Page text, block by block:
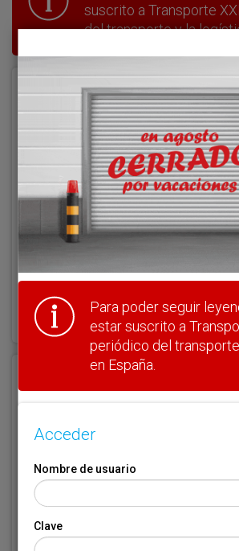
suscrito a Transporte
del transporte y la
Acceder
Nombre de usuario
¿Olvidó su clave?
Haga clic aquí para recuperarla.
Email*
Código de suscriptor(1) (2)
Para poder seguir
estar suscrito a
periódico del
en España.
Acceder
Nombre de usuario
Clave